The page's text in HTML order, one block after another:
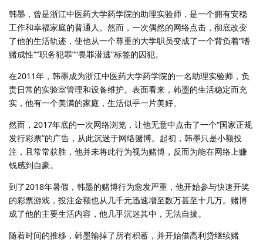
韩墨，曾是浙江中医药大学药学院的助理实验师，是一个拥有安稳
工作和幸福家庭的普通人。然而，一次偶然的网络点击，彻底改变
了他的生活轨迹，使他从一个尊重的大学职员变成了一个背负着“嗜
赌成性”“职务犯罪”“畏罪潜逃”标签的囚犯。
在2011年，韩墨成为浙江中医药大学药学院的一名助理实验师，负
责日常的实验室管理和设备维护。表面看来，韩墨的生活稳定而充
实，他有一个美满的家庭，生活似乎一片美好。
然而，2017年底的一次网络浏览，让他无意中点击了一个“国家正规
发行彩票”的广告，从此沉迷于网络赌博。起初，韩墨只是小额投
注，且常常获胜，他并未将此行为视为赌博，反而为能在网络上赚
钱感到自豪。
到了2018年暑假，韩墨的赌博行为愈发严重，他开始参与快速开奖
的彩票游戏，投注金额也从几千元迅速增至数万甚至十几万。赌博
成了他的主要生活内容，他几乎沉迷其中，无法自拔。
随着时间的推移，韩墨输掉了所有积蓄，并开始借高利贷继续赌